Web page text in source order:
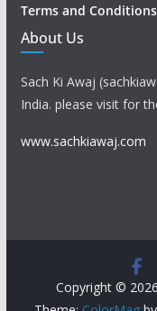
Terms and Conditions
About Us
Sach Ki Awaj
India. please visit for
www.sachkiawaj.com
Copyright © 2026